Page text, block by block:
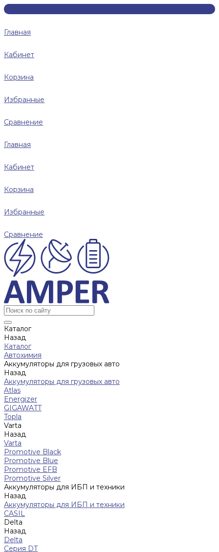
Главная
Кабинет
Корзина
Избранные
Сравнение
Главная
Кабинет
Корзина
Избранные
Сравнение
Каталог
Назад
Каталог
Автохимия
Аккумуляторы для грузовых авто
Назад
Аккумуляторы для грузовых авто
Atlas
Energizer
GIGAWATT
Topla
Varta
Назад
Varta
Promotive Black
Promotive Blue
Promotive EFB
Promotive Silver
Аккумуляторы для ИБП и техники
Назад
Аккумуляторы для ИБП и техники
CASIL
Delta
Назад
Delta
Серия DT